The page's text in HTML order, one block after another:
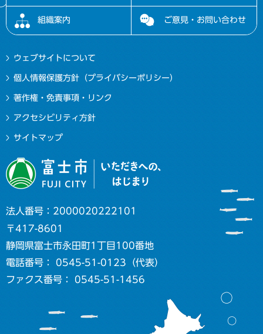
組織案内 ご意見・お問い合わせ
ウェブサイトについて
個人情報保護方針（プライバシーポリシー）
著作権・免責事項・リンク
アクセシビリティ方針
サイトマップ
法人番号：2000020222101
〒417-8601
静岡県富士市永田町1丁目100番地
電話番号： 0545-51-0123（代表）
ファクス番号： 0545-51-1456